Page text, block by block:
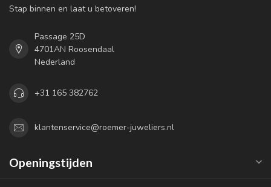
Stap binnen en laat u betoveren!
Passage 25D
4701AN Roosendaal
Nederland
+31 165 382762
klantenservice@roemer-juweliers.nl
Openingstijden